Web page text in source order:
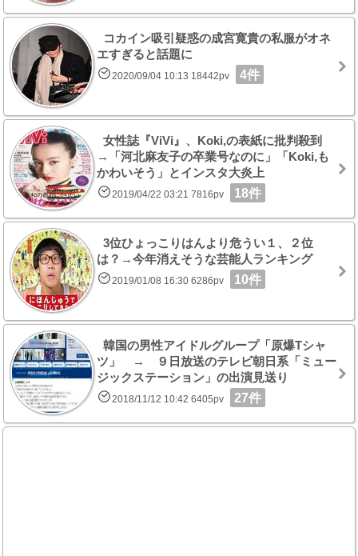
コカイン吸引疑惑の成宮寛貴の私服がオネ
エすぎると話題に
2020/09/04 10:13 18442pv 4件
女性誌『ViVi』、Koki,の表紙に批判殺到
→「河北麻友子の卒業号なのに」「Koki,も
かわいそう」とインスタ大炎上
2019/04/22 03:21 7816pv 18件
3位ひょっこりはんより危うい１、２位
は？→今年消えそうな芸能人ランキング
2019/01/08 16:30 6286pv 10件
韓国の男性アイドルグループ「原爆Tシャ
ツ」 → ９日放送のテレビ朝日系「ミュー
ジックステーション」の出演見送り
2018/11/12 10:42 6405pv 27件